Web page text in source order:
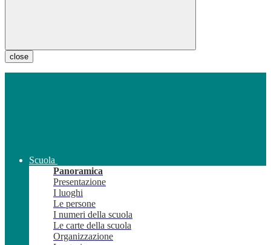
close
Scuola
Panoramica
Presentazione
I luoghi
Le persone
I numeri della scuola
Le carte della scuola
Organizzazione